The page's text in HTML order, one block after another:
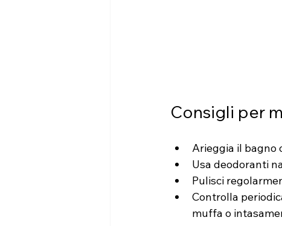
Consigli per
Arieggia il bagno
Usa deodoranti
Pulisci
Controlla
muffa o